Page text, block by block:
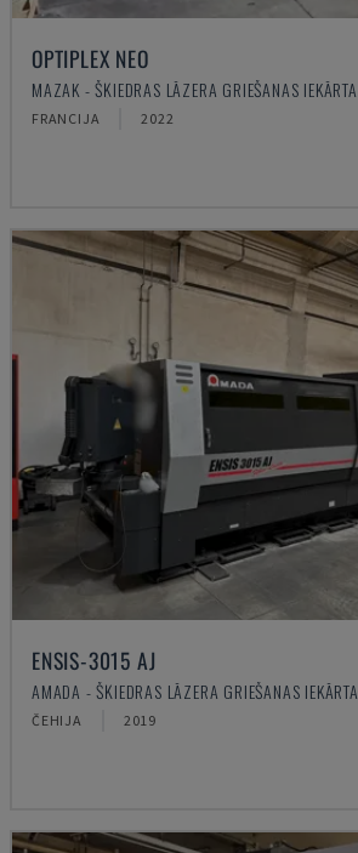
OPTIPLEX NEO
MAZAK - ŠĶIEDRAS LĀZERA GRIEŠANAS IEKĀRTA
FRANCIJA 2022
ENSIS-3015 AJ
AMADA - ŠĶIEDRAS LĀZERA GRIEŠANAS IEKĀRTA
ČEHIJA 2019